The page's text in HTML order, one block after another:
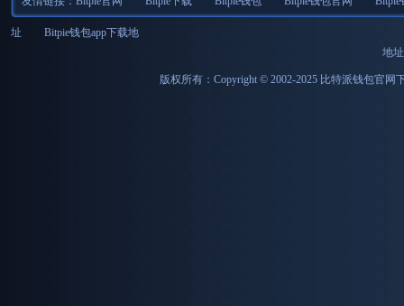
址
Bitpie钱包app下载地
地
版权所有：Copyright © 2002-2025 比特派钱包官网